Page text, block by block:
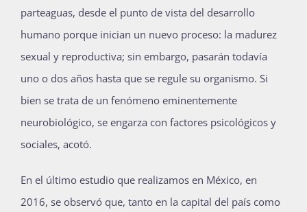
parteaguas, desde el punto de vista del desarrollo
humano porque inician un nuevo proceso: la madurez
sexual y reproductiva; sin embargo, pasarán todavía
uno o dos años hasta que se regule su organismo. Si
bien se trata de un fenómeno eminentemente
neurobiológico, se engarza con factores psicológicos y
sociales, acotó.
En el último estudio que realizamos en México, en
2016, se observó que, tanto en la capital del país como